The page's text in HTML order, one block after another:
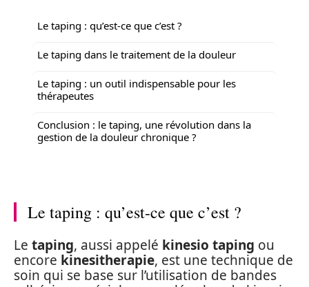
Le taping : qu’est-ce que c’est ?
Le taping dans le traitement de la douleur
Le taping : un outil indispensable pour les
thérapeutes
Conclusion : le taping, une révolution dans la
gestion de la douleur chronique ?
Le taping : qu’est-ce que c’est ?
Le taping, aussi appelé kinesio taping ou
encore kinesitherapie, est une technique de
soin qui se base sur l’utilisation de bandes